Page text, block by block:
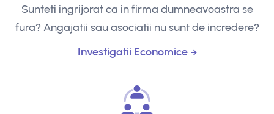
Sunteti ingrijorat ca in firma dumneavoastra se
fura? Angajatii sau asociatii nu sunt de incredere?
Investigatii Economice